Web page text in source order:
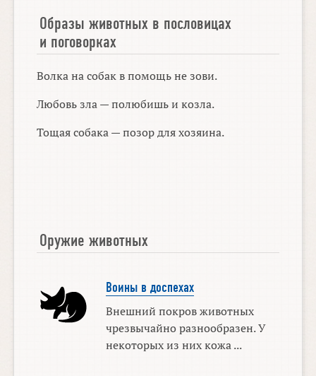
Образы животных в пословицах
и поговорках
Волка на собак в помощь не зови.
Любовь зла — полюбишь и козла.
Тощая собака — позор для хозяина.
Оружие животных
Воины в доспехах
Внешний покров животных
чрезвычайно разнообразен. У
некоторых из них кожа ...